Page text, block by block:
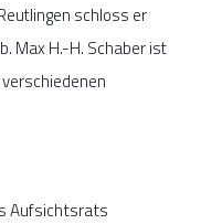
schloss er
Max H.-H. Schaber ist
Aufsichtsrats